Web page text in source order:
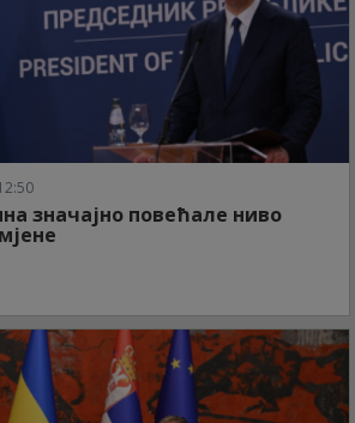
значајно повећале ниво